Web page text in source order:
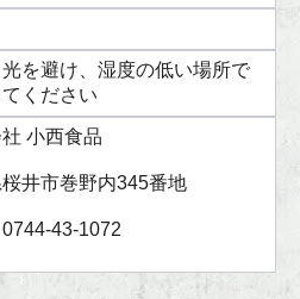
を避け、湿度の低い場所で
ください
小西食品
井市巻野内345番地
43-1072